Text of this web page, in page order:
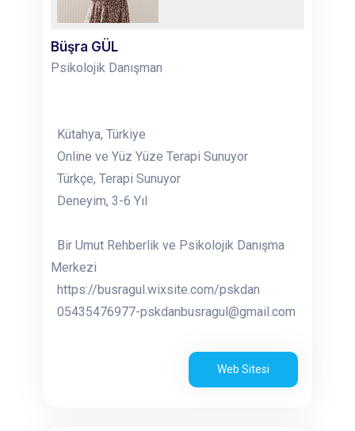
Büşra GÜL
Psikolojik Danışman
Kütahya, Türkiye
Online ve Yüz Yüze Terapi Sunuyor
Türkçe, Terapi Sunuyor
Deneyim, 3-6 Yıl
Bir Umut Rehberlik ve Psikolojik Danışma
Merkezi
https://busragul.wixsite.com/pskdan
05435476977-pskdanbusragul@gmail.com
Web Sitesi